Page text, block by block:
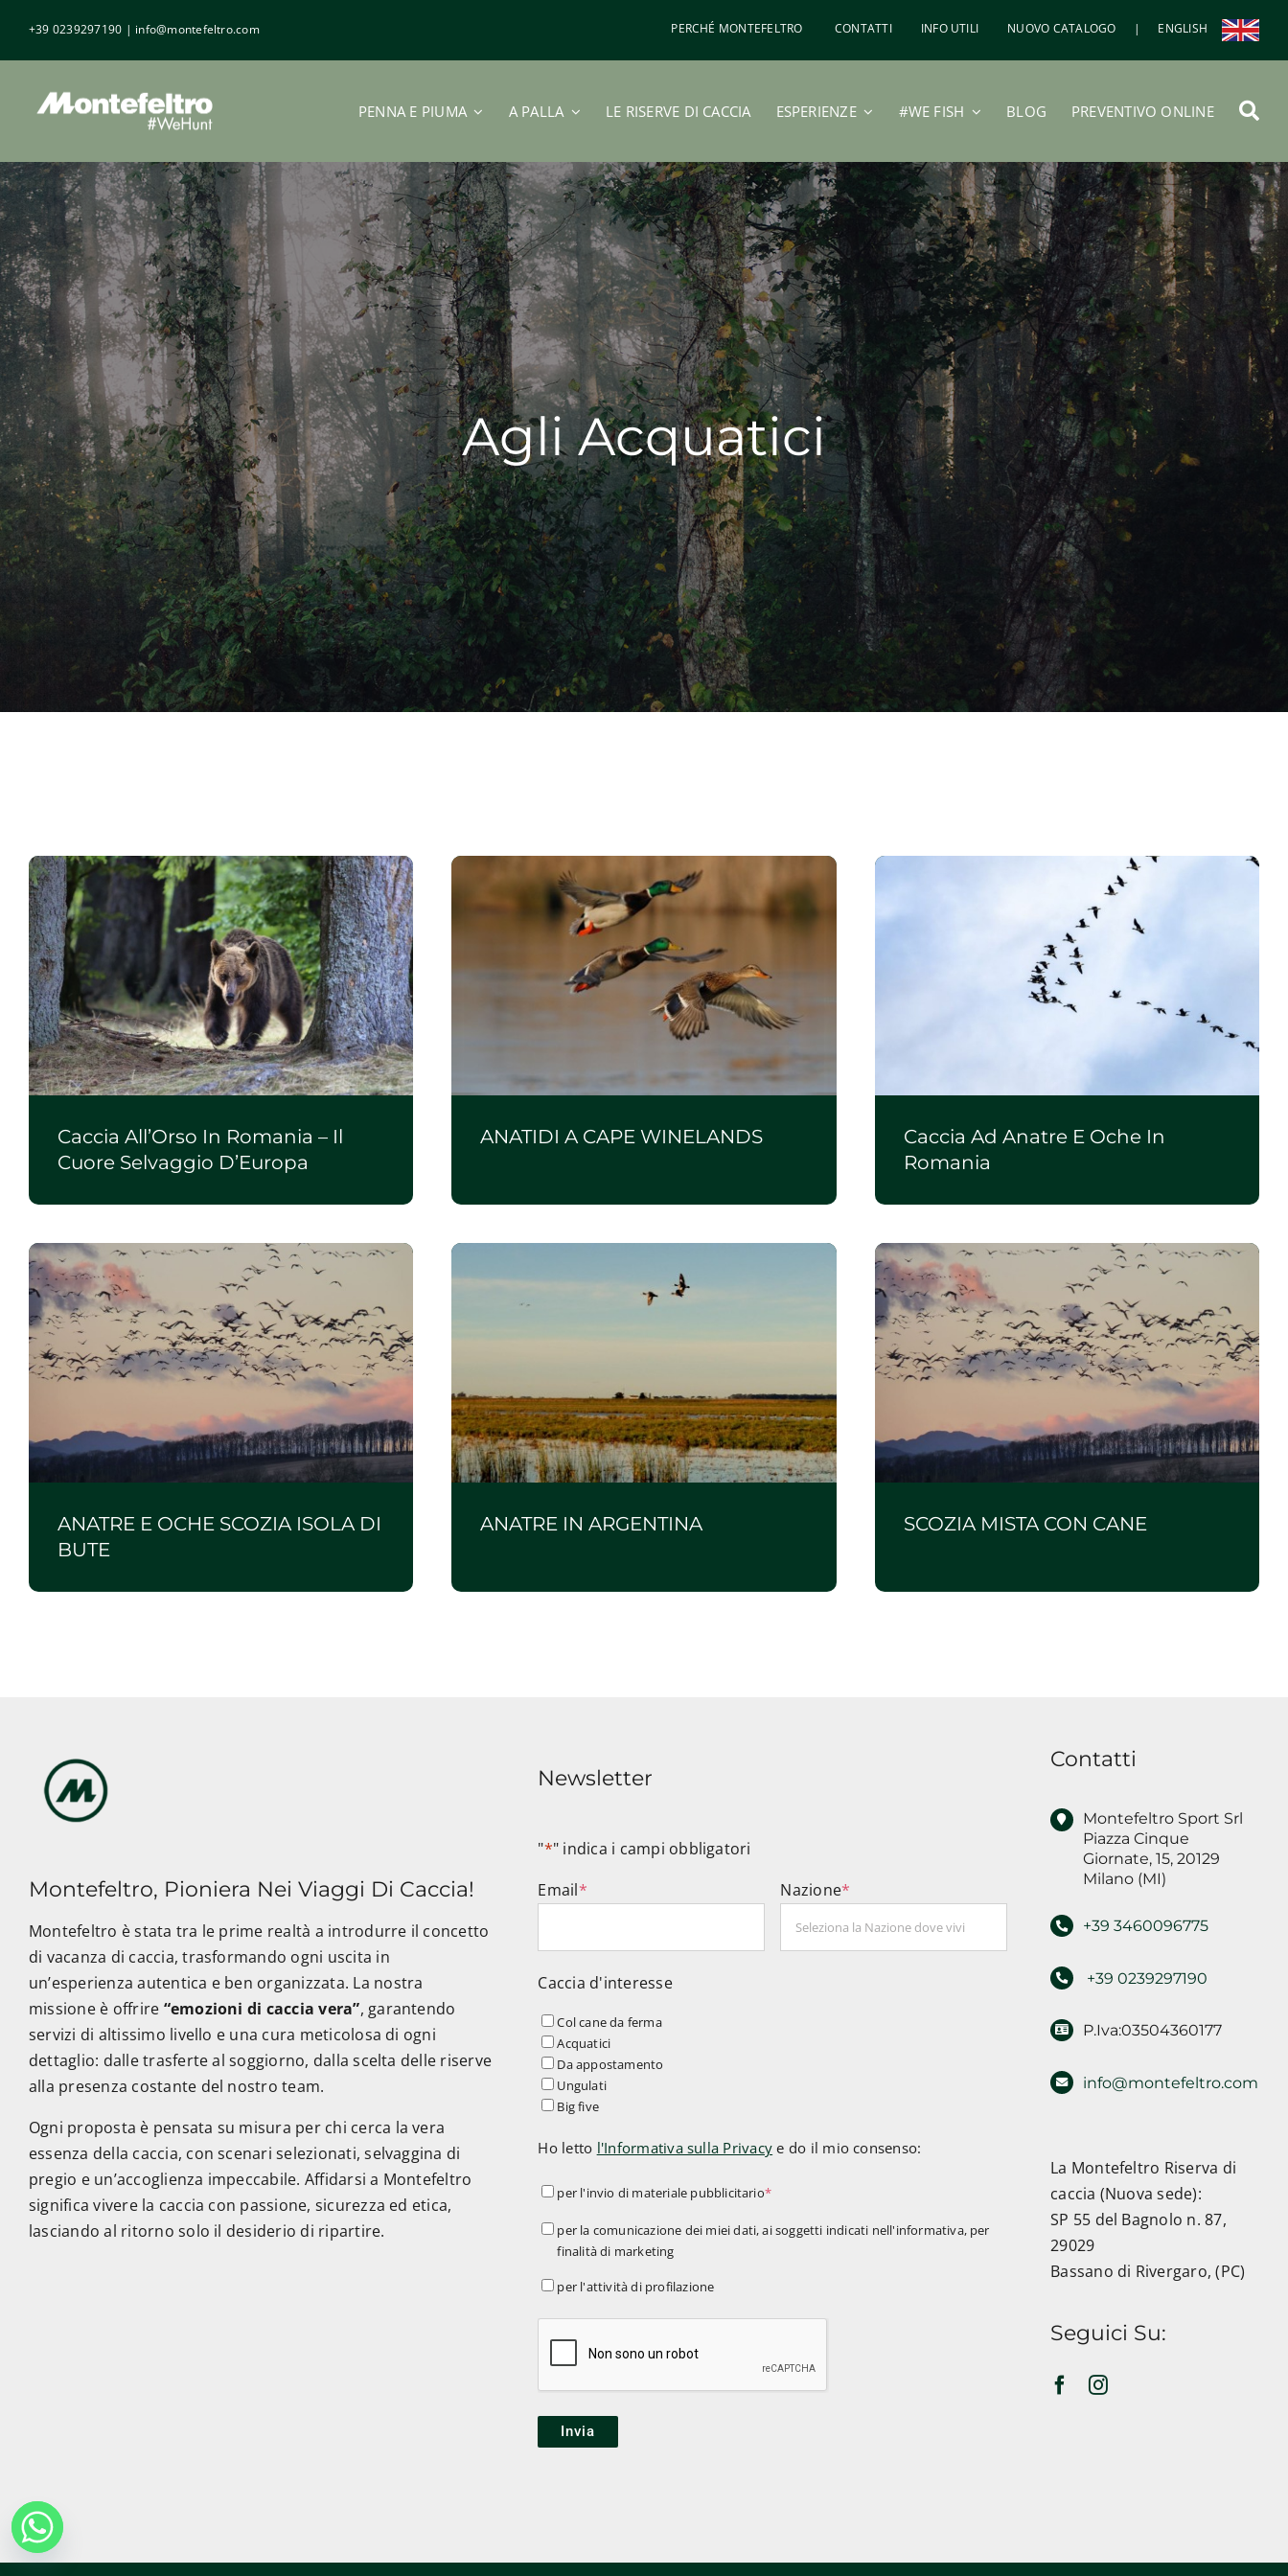
contenuto
+39 0239297190 | info@montefeltro.com PERCHÉ MONTEFELTRO CONTATTI INFO UTILI NUOVO CATALOGO | ENGLISH
PENNA E PIUMA A PALLA LE RISERVE DI CACCIA ESPERIENZE #WE FISH BLOG PREVENTIVO ONLINE
Agli Acquatici
Caccia All’Orso In Romania – Il
Cuore Selvaggio D’Europa
ANATIDI A CAPE WINELANDS
Caccia Ad Anatre E Oche In
Romania
ANATRE E OCHE SCOZIA ISOLA DI
BUTE
ANATRE IN ARGENTINA SCOZIA MISTA CON CANE
Montefeltro, Pioniera Nei Viaggi Di Caccia!
Montefeltro è stata tra le prime realtà a introdurre il concetto
di vacanza di caccia, trasformando ogni uscita in
un’esperienza autentica e ben organizzata. La nostra
missione è offrire “emozioni di caccia vera”, garantendo
servizi di altissimo livello e una cura meticolosa di ogni
dettaglio: dalle trasferte al soggiorno, dalla scelta delle riserve
alla presenza costante del nostro team.
Ogni proposta è pensata su misura per chi cerca la vera
essenza della caccia, con scenari selezionati, selvaggina di
pregio e un’accoglienza impeccabile. Affidarsi a Montefeltro
significa vivere la caccia con passione, sicurezza ed etica,
lasciando al ritorno solo il desiderio di ripartire.
Newsletter
"*" indica i campi obbligatori
Email* Nazione*
Caccia d'interesse
Col cane da ferma
Acquatici
Da appostamento
Ungulati
Big five
Ho letto l'Informativa sulla Privacy e do il mio consenso:
per
pubblicitario*
per l'invio di materiale pubblicitario*
per
comunicazione
indicati
marketing
per la comunicazione dei miei dati, ai soggetti indicati nell'informativa, per
finalità di marketing
per
di
profilazione
per l'attività di profilazione
Contatti
Montefeltro Sport Srl
Piazza Cinque
Giornate, 15, 20129
Milano (MI)
+39 3460096775
+39 0239297190
P.Iva:03504360177
info@montefeltro.com
La Montefeltro Riserva di
caccia (Nuova sede):
SP 55 del Bagnolo n. 87,
29029
Bassano di Rivergaro, (PC)
Seguici Su: